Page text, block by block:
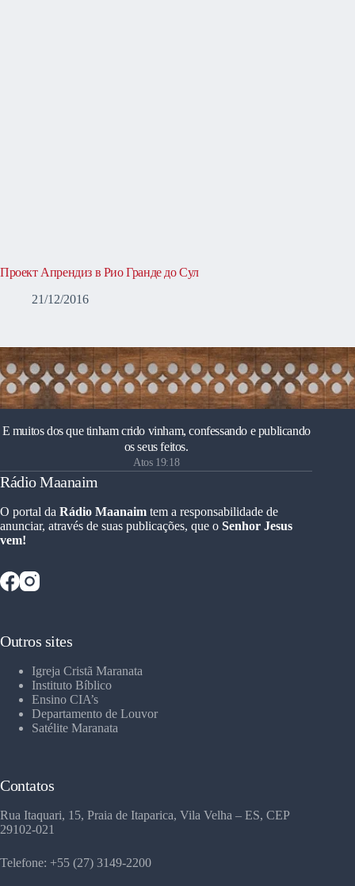
Проект Апрендиз в Рио Гранде до Сул
21/12/2016
E muitos dos que tinham crido vinham, confessando e publicando
os seus feitos.
Atos 19:18
Rádio Maanaim
O portal da Rádio Maanaim tem a responsabilidade de
anunciar, através de suas publicações, que o Senhor Jesus
vem!
Outros sites
Igreja Cristã Maranata
Instituto Bíblico
Ensino CIA’s
Departamento de Louvor
Satélite Maranata
Contatos
Rua Itaquari, 15, Praia de Itaparica, Vila Velha – ES, CEP
29102-021
Telefone: +55 (27) 3149-2200